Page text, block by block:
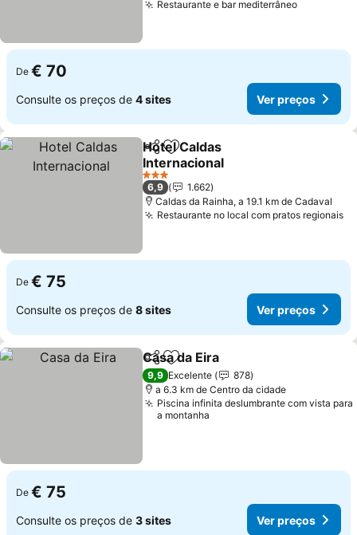
Restaurante e bar mediterrâneo
De € 70
Consulte os preços de 4 sites Ver preços
PartilharAdicionar aos favoritos
Hotel Caldas
Internacional
3 Estrelas
6,9
1.662
Caldas da Rainha, a 19.1 km de Cadaval
Restaurante no local com pratos regionais
De € 75
Consulte os preços de 8 sites Ver preços
PartilharAdicionar aos favoritos
Casa da Eira
9,9 Excelente
878
a 6.3 km de Centro da cidade
Piscina infinita deslumbrante com vista para
a montanha
De € 75
Consulte os preços de 3 sites Ver preços